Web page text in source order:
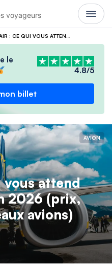
voyageurs
le
4.8/5
billet
AVION
vous attend
2026 (prix,
avions)